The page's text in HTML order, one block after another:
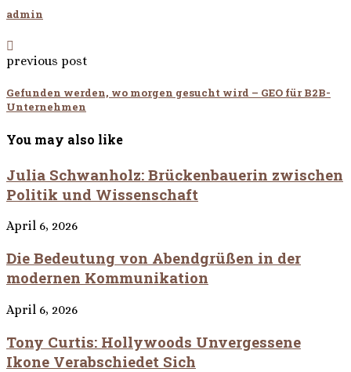
admin
previous post
Gefunden werden, wo morgen gesucht wird – GEO für B2B-
Unternehmen
You may also like
Julia Schwanholz: Brückenbauerin zwischen
Politik und Wissenschaft
April 6, 2026
Die Bedeutung von Abendgrüßen in der
modernen Kommunikation
April 6, 2026
Tony Curtis: Hollywoods Unvergessene
Ikone Verabschiedet Sich